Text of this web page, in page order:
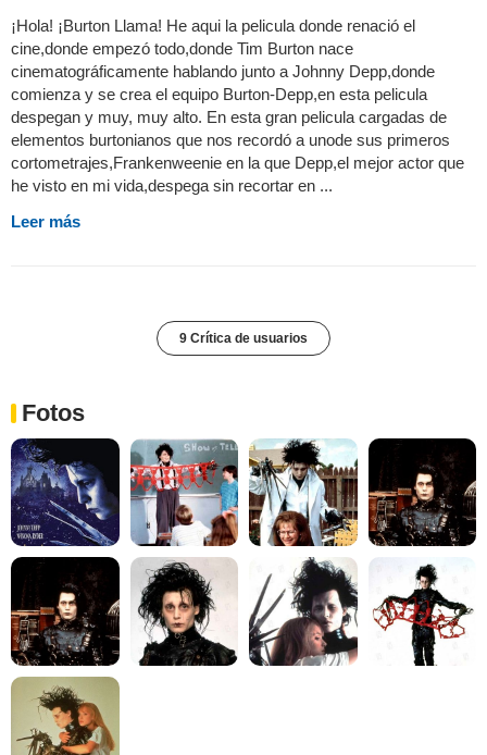
¡Hola! ¡Burton Llama! He aqui la pelicula donde renació el
cine,donde empezó todo,donde Tim Burton nace
cinematográficamente hablando junto a Johnny Depp,donde
comienza y se crea el equipo Burton-Depp,en esta pelicula
despegan y muy, muy alto. En esta gran pelicula cargadas de
elementos burtonianos que nos recordó a unode sus primeros
cortometrajes,Frankenweenie en la que Depp,el mejor actor que
he visto en mi vida,despega sin recortar en ...
Leer más
9 Crítica de usuarios
Fotos